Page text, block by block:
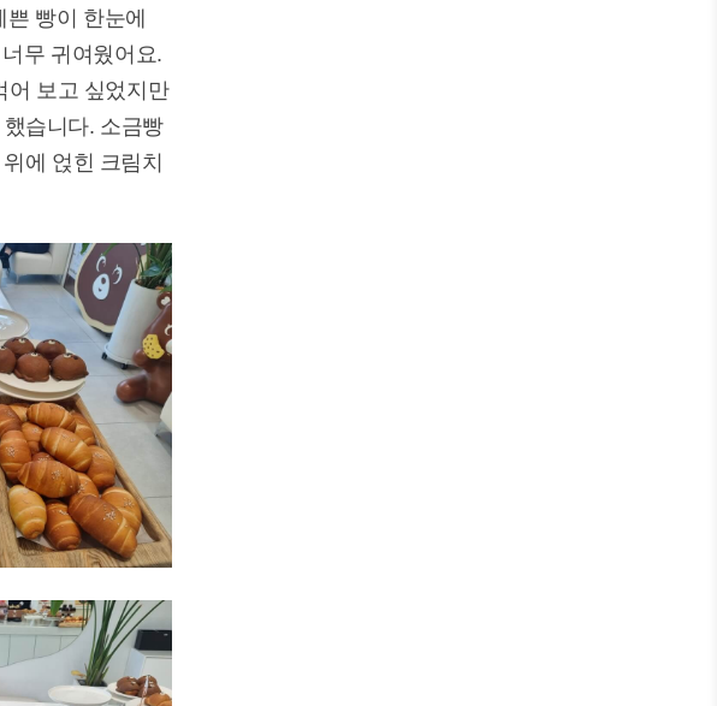
빵이 한눈에
무 귀여웠어요.
어 보고 싶었지만
습니다. 소금빵
에 얹힌 크림치